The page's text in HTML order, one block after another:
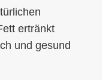
ertränkt
und gesund